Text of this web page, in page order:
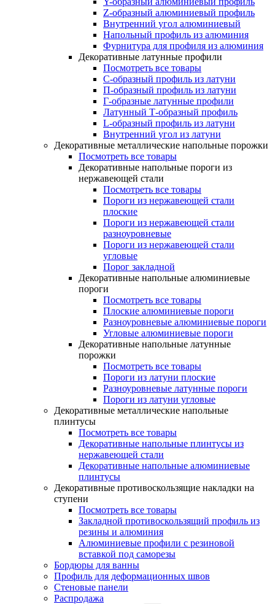
Z-образный алюминиевый профиль
Внутренний угол алюминиевый
Напольный профиль из алюминия
Фурнитура для профиля из алюминия
Декоративные латунные профили
Посмотреть все товары
C-образный профиль из латуни
П-образный профиль из латуни
Г-образные латунные профили
Латунный Т-образный профиль
L-образный профиль из латуни
Внутренний угол из латуни
Декоративные металлические напольные порожки
Посмотреть все товары
Декоративные напольные пороги из
нержавеющей стали
Посмотреть все товары
Пороги из нержавеющей стали
плоские
Пороги из нержавеющей стали
разноуровневые
Пороги из нержавеющей стали
угловые
Порог закладной
Декоративные напольные алюминиевые
пороги
Посмотреть все товары
Плоские алюминиевые пороги
Разноуровневые алюминиевые пороги
Угловые алюминиевые пороги
Декоративные напольные латунные
порожки
Посмотреть все товары
Пороги из латуни плоские
Разноуровневые латунные пороги
Пороги из латуни угловые
Декоративные металлические напольные
плинтусы
Посмотреть все товары
Декоративные напольные плинтусы из
нержавеющей стали
Декоративные напольные алюминиевые
плинтусы
Декоративные противоскользящие накладки на
ступени
Посмотреть все товары
Закладной противоскользящий профиль из
резины и алюминия
Алюминиевые профили с резиновой
вставкой под саморезы
Бордюры для ванны
Профиль для деформационных швов
Стеновые панели
Распродажа